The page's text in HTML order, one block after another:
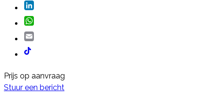
Prijs op aanvraag
Stuur een bericht